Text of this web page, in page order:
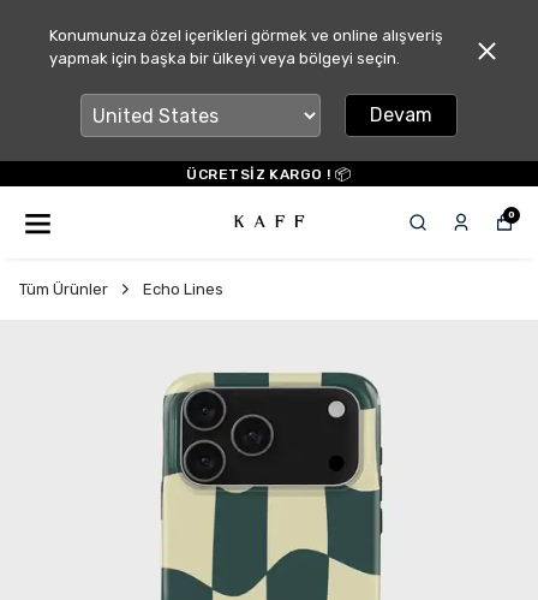
Konumunuza özel içerikleri görmek ve online alışveriş
yapmak için başka bir ülkeyi veya bölgeyi seçin.
Devam
ÜCRETSİZ KARGO ! 📦
0
Tüm Ürünler Echo Lines